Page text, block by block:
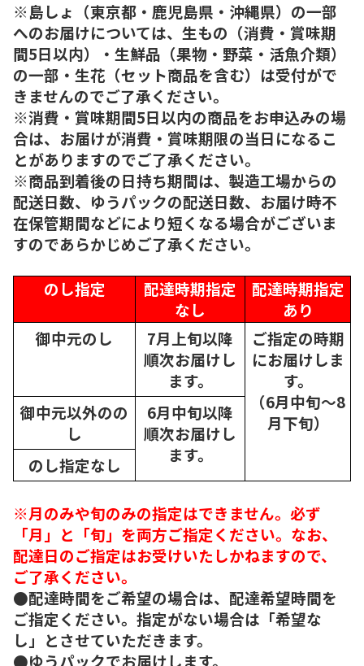
※島しょ（東京都・鹿児島県・沖縄県）の一部
へのお届けについては、生もの（消費・賞味期
間5日以内）・生鮮品（果物・野菜・活魚介類）
の一部・生花（セット商品を含む）は受付がで
きませんのでご了承ください。
※消費・賞味期間5日以内の商品をお申込みの場
合は、お届けが消費・賞味期限の当日になるこ
とがありますのでご了承ください。
※商品到着後の日持ち期間は、製造工場からの
配送日数、ゆうパックの配送日数、お届け時不
在保管期間などにより短くなる場合がございま
すのであらかじめご了承ください。
のし指定
配達時期指定
なし
配達時期指定
あり
御中元のし
7月上旬以降
順次お届けし
ます。
ご指定の時期
にお届けしま
す。
（6月中旬～8
月下旬）
御中元以外のの
し
6月中旬以降
順次お届けし
ます。
のし指定なし
※月のみや旬のみの指定はできません。必ず
「月」と「旬」を両方ご指定ください。なお、
配達日のご指定はお受けいたしかねますので、
ご了承ください。
●配達時間をご希望の場合は、配達希望時間を
ご指定ください。指定がない場合は「希望な
し」とさせていただきます。
●ゆうパックでお届けします。